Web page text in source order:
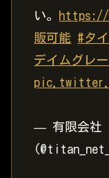
い。 https://
販可能
#タ
デイムグレ
— 有限会社